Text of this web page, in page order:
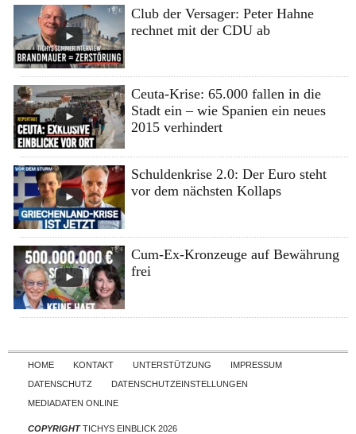
Club der Versager: Peter Hahne
rechnet mit der CDU ab
Ceuta-Krise: 65.000 fallen in die
Stadt ein – wie Spanien ein neues
2015 verhindert
Schuldenkrise 2.0: Der Euro steht
vor dem nächsten Kollaps
Cum-Ex-Kronzeuge auf Bewährung
frei
Skip to content
HOME KONTAKT UNTERSTÜTZUNG
IMPRESSUM
DATENSCHUTZ
DATENSCHUTZEINSTELLUNGEN
MEDIADATEN ONLINE
COPYRIGHTTICHYS EINBLICK 2026